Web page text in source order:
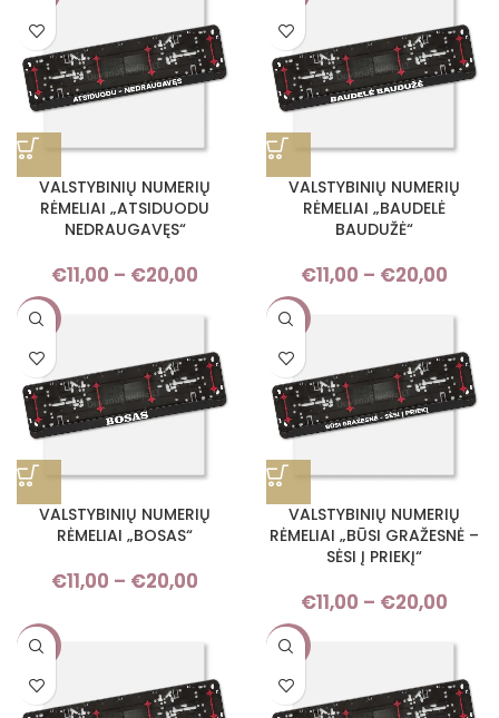
through
€20,00
VALSTYBINIŲ NUMERIŲ
RĖMELIAI „ATSIDUODU
NEDRAUGAVĘS“
€11,00 – €20,00
range:
through
€20,00
VALSTYBINIŲ NUMERIŲ
RĖMELIAI „BAUDELĖ
BAUDUŽĖ“
€11,00 – €20,00
-9%
VALSTYBINIŲ NUMERIŲ
RĖMELIAI „BOSAS“
€11,00 – €20,00
€20,00
-9%
VALSTYBINIŲ NUMERIŲ
RĖMELIAI „BŪSI GRAŽESNĖ –
SĖSI Į PRIEKĮ“
€11,00 – €20,00
-9% -9%